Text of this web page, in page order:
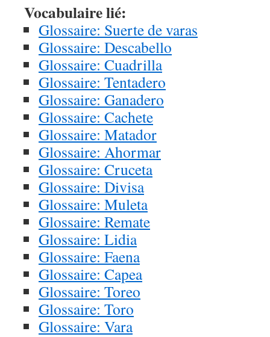
Vocabulaire lié:
Glossaire: Suerte de varas
Glossaire: Descabello
Glossaire: Cuadrilla
Glossaire: Tentadero
Glossaire: Ganadero
Glossaire: Cachete
Glossaire: Matador
Glossaire: Ahormar
Glossaire: Cruceta
Glossaire: Divisa
Glossaire: Muleta
Glossaire: Remate
Glossaire: Lidia
Glossaire: Faena
Glossaire: Capea
Glossaire: Toreo
Glossaire: Toro
Glossaire: Vara